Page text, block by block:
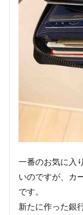
一番のお気に入
いのですが、カ
です。
新たに作った銀